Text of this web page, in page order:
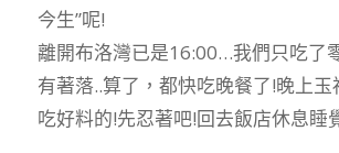
今生”呢!
離開布洛灣已是16:00…我們只吃了
有著落..算了，都快吃晚餐了!晚上
吃好料的!先忍著吧!回去飯店休息睡